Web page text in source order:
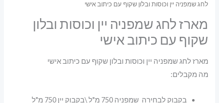
לחג שמפניה יין וכוסות ובלון שקוף עם כיתוב אישי
מארז לחג שמפניה יין וכוסות ובלון
שקוף עם כיתוב אישי
מארז לחג שמפניה יין וכוסות ובלון שקוף עם כיתוב אישי
מה מקבלים:
בקבוק לבחירה שמפניה 750 מ"ל \בקבוק יין 750 מ"ל